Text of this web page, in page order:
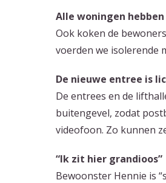
Alle woningen
Ook koken de
voerden we isolerende
De nieuwe entree is
De entrees en de
buitengevel, zodat
videofoon. Zo kunnen
“Ik zit hier grandioos”
Bewoonster Hennie is